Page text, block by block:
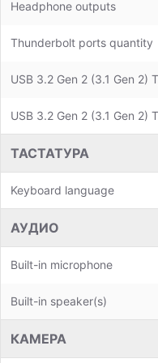
Headphone outputs
Thunderbolt ports quantity
USB 3.2 Gen 2 (3.1 Gen 2)
USB 3.2 Gen 2 (3.1 Gen 2)
ТАСТАТУРА
Keyboard language
АУДИО
Built-in microphone
Built-in speaker(s)
КАМЕРА